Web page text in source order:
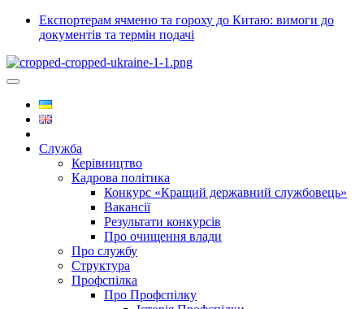
Експортерам ячменю та гороху до Китаю: вимоги до
документів та термін подачі
Служба
Керівництво
Кадрова політика
Конкурс «Кращий державний службовець»
Вакансії
Результати конкурсів
Про очищення влади
Про службу
Структура
Профспілка
Про Профспілку